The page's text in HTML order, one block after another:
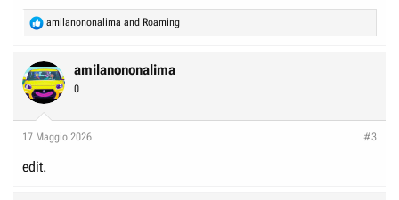
R
e
c
t
i
s
amilanononalima and Roaming
amilanononalima
0
17 Maggio 2026 #3
edit.